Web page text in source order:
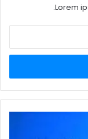
Lorem